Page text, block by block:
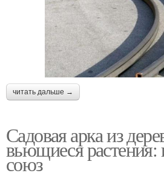
читать дальше →
Садовая арка из
вьющиеся растения:
союз